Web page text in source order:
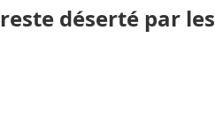
déserté par les